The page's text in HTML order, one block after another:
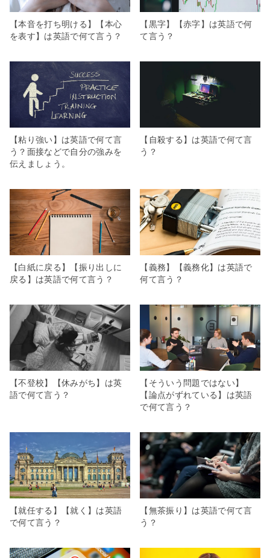
【本音を打ち明ける】【本心
を表す】は英語で何て言う？
【黒字】【赤字】は英語で何
て言う？
【粘り強い】は英語で何て言
う？面接などで自分の強みを
伝えましょう。
【自殺する】は英語で何て言
う？
【白紙に戻る】【振り出しに
戻る】は英語で何て言う？
【義務】【義務化】は英語で
何て言う？
【不登校】【休みがち】は英
語で何て言う？
【そういう問題ではない】
【論点がずれている】は英語
で何て言う？
【就任する】【就く】は英語
で何て言う？
【無茶振り】は英語で何て言
う？